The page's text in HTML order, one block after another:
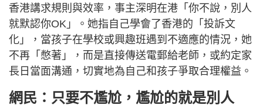
香港講求規則與效率，事主深明在港「你不說，別人
就默認你OK」。她指自己學會了香港的「投訴文
化」，當孩子在學校或興趣班遇到不適應的情況，她
不再「憋著」，而是直接傳送電郵給老師，或約定家
長日當面溝通，切實地為自己和孩子爭取合理權益。
網民：只要不尷尬，尷尬的就是別人